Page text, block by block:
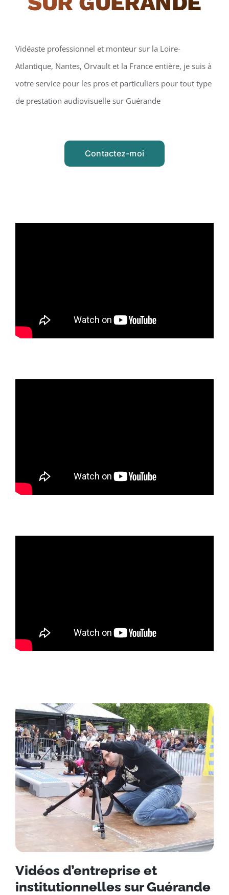
Vidéaste professionnel et monteur sur la Loire-
Atlantique, Nantes, Orvault et la France entière, je suis à
votre service pour les pros et particuliers pour tout type
de prestation audiovisuelle sur Guérande
Contactez-moi
Vidéos d’entreprise et
institutionnelles sur Guérande